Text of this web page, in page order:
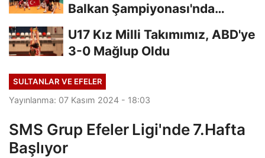
Balkan Şampiyonası'nda
U17 Kız Milli Takımımız, ABD'ye
3-0 Mağlup Oldu
SULTANLAR VE EFELER
Yayınlanma: 07 Kasım 2024 - 18:03
SMS Grup Efeler Ligi'nde 7.Hafta
Başlıyor